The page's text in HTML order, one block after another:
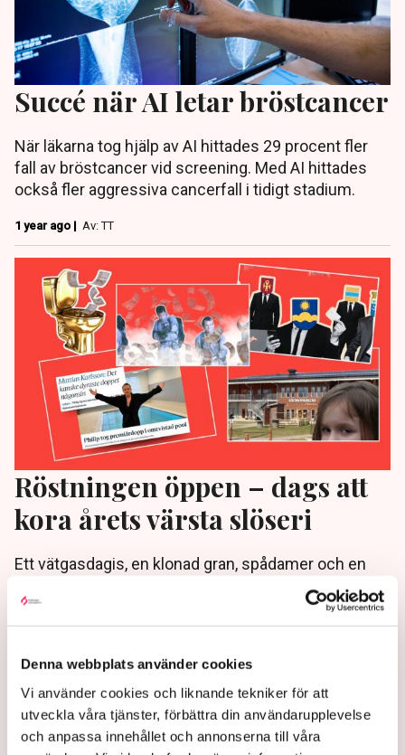
Denna webbplats använder cookies
Vi använder cookies och liknande tekniker för att
utveckla våra tjänster, förbättra din användarupplevelse
och anpassa innehållet och annonserna till våra
Succé när AI letar bröstcancer
När läkarna tog hjälp av AI hittades 29 procent fler
fall av bröstcancer vid screening. Med AI hittades
också fler aggressiva cancerfall i tidigt stadium.
1 year ago | Av: TT
Röstningen öppen – dags att
kora årets värsta slöseri
Ett vätgasdagis, en klonad gran, spådamer och en
rosa sten – men också skattefinansierad extremism
och bistånd som har gått upp i rök. Nu har
Skattebetalarna presenterat kandidaterna till Årets
1 year ago | Av: Redaktionen